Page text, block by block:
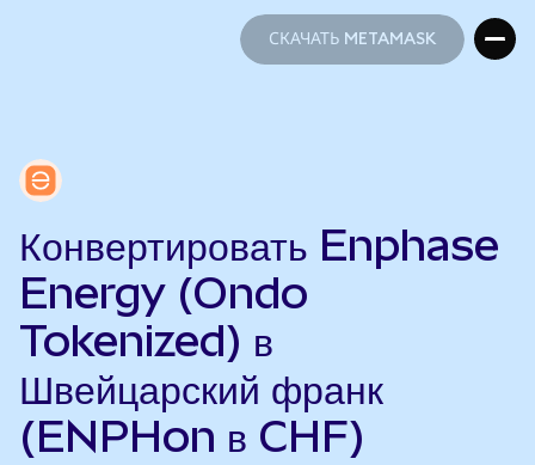
СКАЧАТЬ METAMASK
Конвертировать Enphase
Energy (Ondo
Tokenized) в
Швейцарский франк
(ENPHon в CHF)